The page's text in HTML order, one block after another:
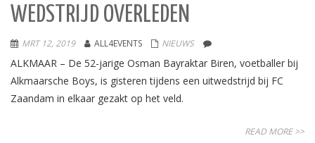
WEDSTRIJD OVERLEDEN
MRT 12, 2019 ALL4EVENTS NIEUWS
ALKMAAR – De 52-jarige Osman Bayraktar Biren, voetballer bij
Alkmaarsche Boys, is gisteren tijdens een uitwedstrijd bij FC
Zaandam in elkaar gezakt op het veld.
READ MORE >>